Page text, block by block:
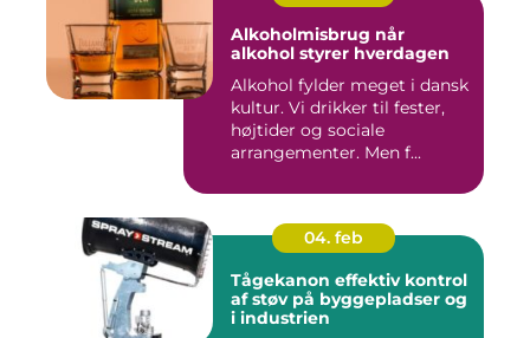
Alkoholmisbrug når
alkohol styrer hverdagen
Alkohol fylder meget i dansk
kultur. Vi drikker til fester,
højtider og sociale
arrangementer. Men f...
04. feb
Tågekanon effektiv kontrol
af støv på byggepladser og
i industrien